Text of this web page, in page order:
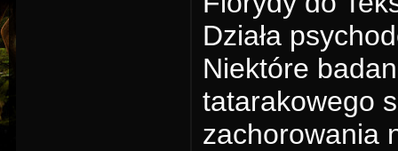
Działa
Niektóre
tatarakowego
zachorowania